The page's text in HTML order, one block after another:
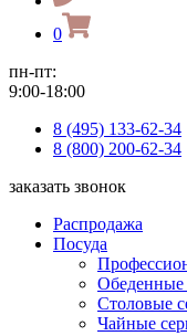
0
пн-пт:
9:00-18:00
8 (495) 133-62-34
8 (800) 200-62-34
заказать звонок
Распродажа
Посуда
Обеденные
Столовые
Чайные